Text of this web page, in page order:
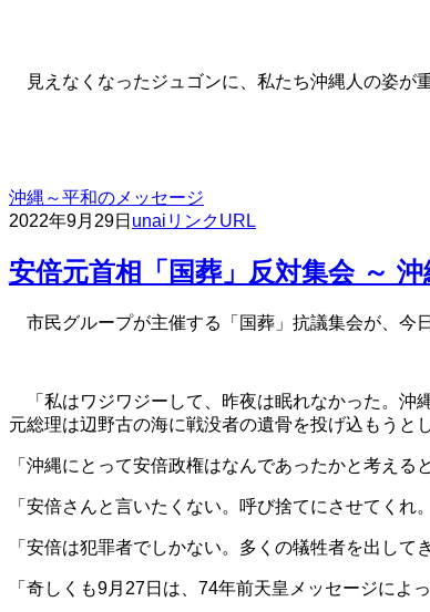
見えなくなったジュゴンに、私たち沖縄人の姿が
沖縄～平和のメッセージ
2022年9月29日 unai リンクURL
安倍元首相「国葬」反対集会 ～
市民グループが主催する「国葬」抗議集会が、今
「私はワジワジーして、昨夜は眠れなかった。
元総理は辺野古の海に戦没者の遺骨を投げ込もうと
「沖縄にとって安倍政権はなんであったかと考える
「安倍さんと言いたくない。呼び捨てにさせてく
「安倍は犯罪者でしかない。多くの犠牲者を出して
「奇しくも9月27日は、74年前天皇メッセージによ